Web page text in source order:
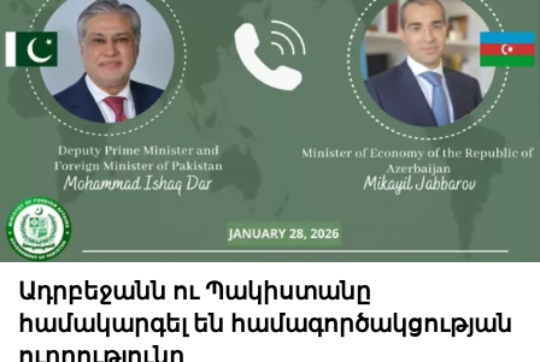
Ադրբեջանն ու Պակիստանը
համակարգել են համագործակցության
ուղղությունը